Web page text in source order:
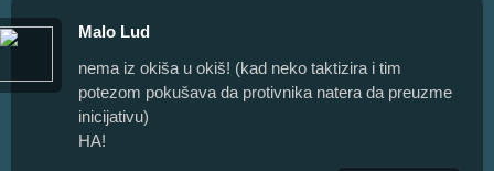
Malo Lud
nema iz okiša u okiš! (kad neko taktizira i tim
potezom pokušava da protivnika natera da preuzme
inicijativu)
HA!